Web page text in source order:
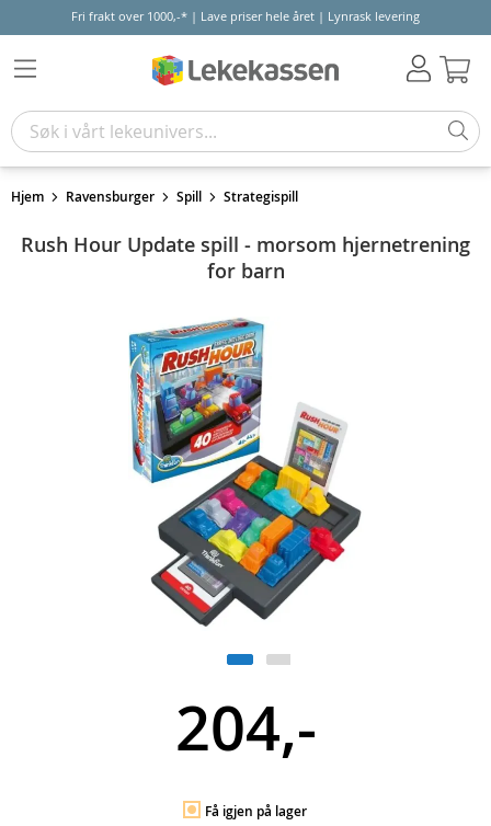
Fri frakt over 1000,-* | Lave priser hele året | Lynrask levering
Hjem Ravensburger Spill Strategispill
Rush Hour Update spill - morsom hjernetrening
for barn
204,-
Få igjen på lager